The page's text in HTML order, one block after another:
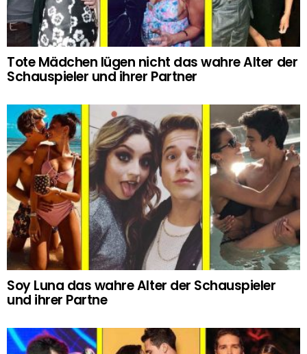
Tote Mädchen lügen nicht das wahre Alter der
Schauspieler und ihrer Partner
Soy Luna das wahre Alter der Schauspieler
und ihrer Partne